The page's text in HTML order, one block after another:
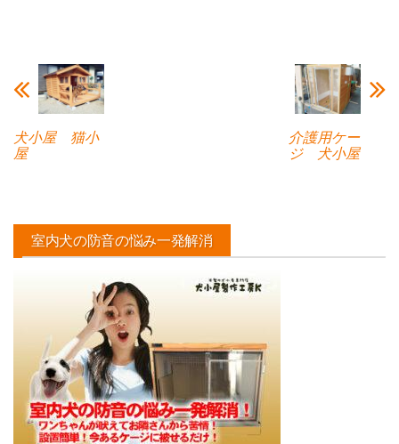
犬小屋 猫小
屋
介護用ケー
ジ 犬小屋
室内犬の防音の悩み一発解消